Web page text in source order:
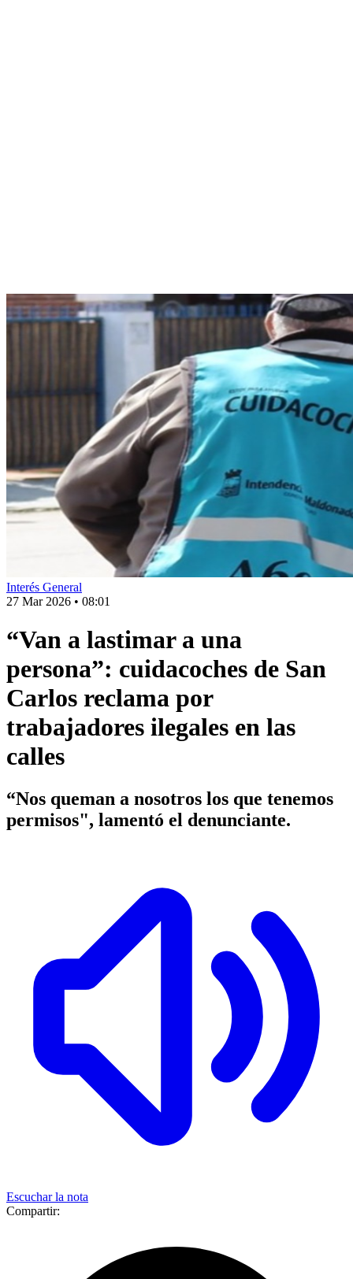
Interés General
27 Mar 2026 • 08:01
“Van a lastimar a una
persona”: cuidacoches de San
Carlos reclama por
trabajadores ilegales en las
calles
“Nos queman a nosotros los que tenemos
permisos", lamentó el denunciante.
Escuchar la nota
Compartir: